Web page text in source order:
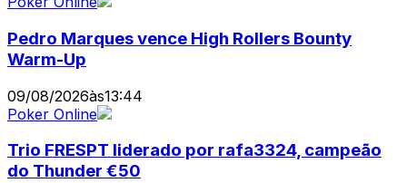
Pedro Marques vence High Rollers Bounty
Warm-Up
09/08/2026às13:44
Poker Online
Trio FRESPT liderado por rafa3324, campeão
do Thunder €50